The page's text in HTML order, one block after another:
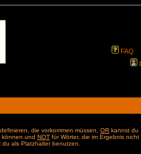
FAQ
die vorkommen müssen, OR kannst du
können und NOT für Wörter, die im Ergebnis nicht
als Platzhalter benutzen.